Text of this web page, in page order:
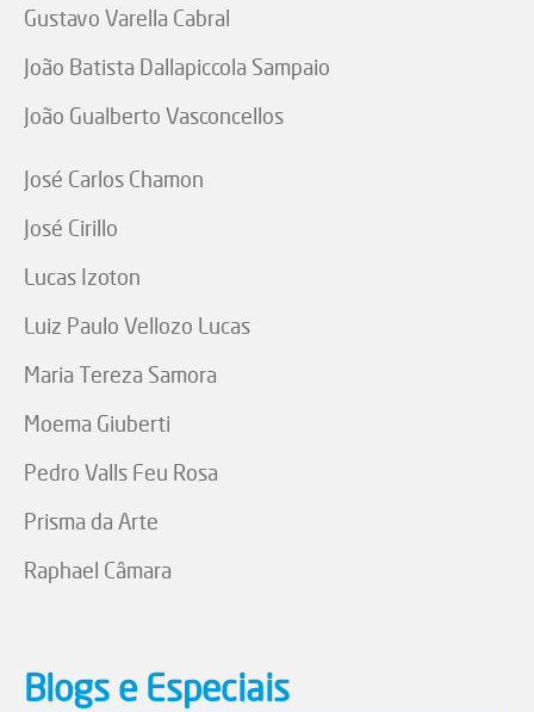
Gustavo Varella Cabral
João Batista Dallapiccola Sampaio
João Gualberto Vasconcellos
José Carlos Chamon
José Cirillo
Lucas Izoton
Luiz Paulo Vellozo Lucas
Maria Tereza Samora
Moema Giuberti
Pedro Valls Feu Rosa
Prisma da Arte
Raphael Câmara
Blogs e Especiais